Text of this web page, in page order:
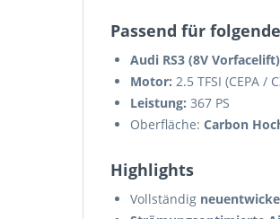
Passend für
Audi RS3 (8V Vorfacelift)
Motor: 2.5 TFSI (CEPA /
Leistung: 367 PS
Oberfläche: Carbon
Highlights
Vollständig